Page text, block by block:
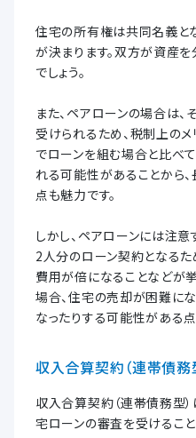
住宅の所有権は共同名義と
が決まります。双方が資産
でしょう。
また、ペアローンの場合は
受けられるため、税制上のメ
でローンを組む場合と比べ
れる可能性があることから
点も魅力です。
しかし、ペアローンには注意
2人分のローン契約となる
費用が倍になることなどが
場合、住宅の売却が困難に
なったりする可能性がある
収入合算契約（連帯債務
収入合算契約（連帯債務型
宅ローンの審査を受けるこ